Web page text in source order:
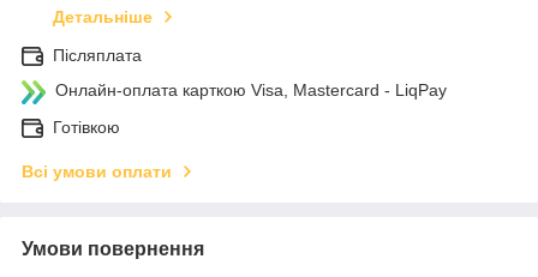
Детальніше
Післяплата
Онлайн-оплата карткою Visa, Mastercard - LiqPay
Готівкою
Всі умови оплати
Умови повернення